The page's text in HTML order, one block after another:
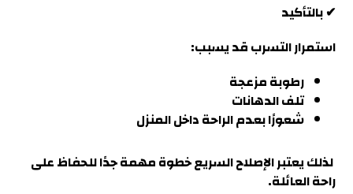
✔ بالتأكيد
استمرار التسرب قد يسبب:
رطوبة مزعجة
تلف الدهانات
شعورًا بعدم الراحة داخل المنزل
لذلك يعتبر الإصلاح السريع خطوة مهمة جدًا للحفاظ على
راحة العائلة.